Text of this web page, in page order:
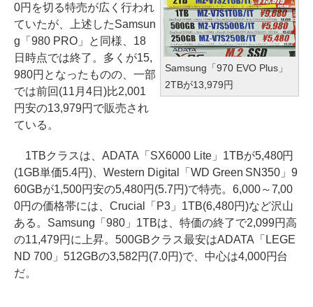
Samsung「970 EVO Plus」
2TBが13,979円
0円を切る特売が広く行われ
ていたが、上述したSamsun
g「980 PRO」と同様、18
日時点では終了。多くが15,
980円となったものの、一部
では前回(11月4日)比2,001
円安の13,979円で販売され
ている。
1TBクラスは、ADATA「SX6000 Lite」1TBが5,480円
(1GB単価5.4円)、Western Digital「WD Green SN350」9
60GBが1,500円安の5,480円(5.7円)で特売。6,000～7,00
0円の価格帯には、Crucial「P3」1TB(6,480円)など沢山
ある。Samsung「980」1TBは、特価の終了で2,099円高
の11,479円に上昇。500GBクラス最安はADATA「LEGE
ND 700」512GBの3,582円(7.0円)で、中心は4,000円台
だ。